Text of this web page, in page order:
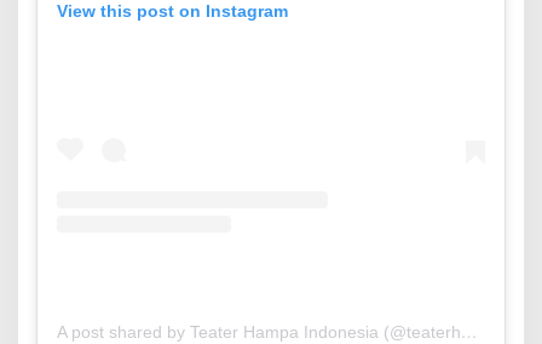
View this post on Instagram
A post shared by Teater Hampa Indonesia (@teaterhampaindonesia)